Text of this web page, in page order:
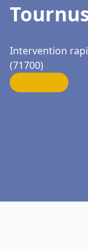
Intervention
(71700)